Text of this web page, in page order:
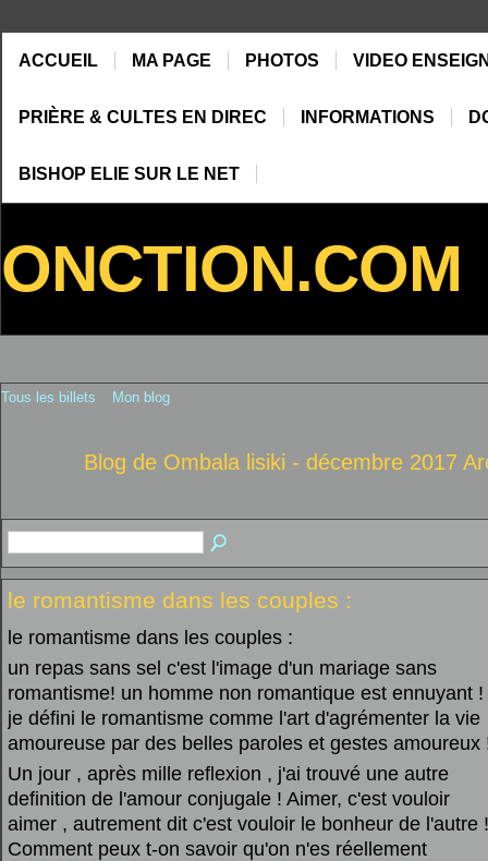
ACCUEIL MA PAGE PHOTOS VIDEO
PRIÈRE & CULTES EN DIREC INFORMATIONS
BISHOP ELIE SUR LE NET
ONCTION.COM
Tous les billets Mon blog
Blog de Ombala lisiki - décembre 2017
le romantisme dans les couples :
le romantisme dans les couples :
un repas sans sel c'est l'image d'un mariage sans
romantisme! un homme non romantique est ennuyant !
je défini le romantisme comme l'art d'agrémenter la vie
amoureuse par des belles paroles et gestes amoureux
Un jour , après mille reflexion , j'ai trouvé une autre
definition de l'amour conjugale ! Aimer, c'est vouloir
aimer , autrement dit c'est vouloir le bonheur de l'autre !
Comment peux t-on savoir qu'on n'es réellement